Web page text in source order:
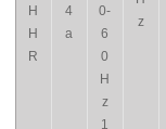
H
H
R
4
a
0-
6
0
H
z
1
z